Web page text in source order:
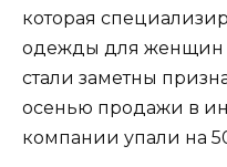
которая
одежды для женщин
стали заметны
осенью продажи в
компании упали на